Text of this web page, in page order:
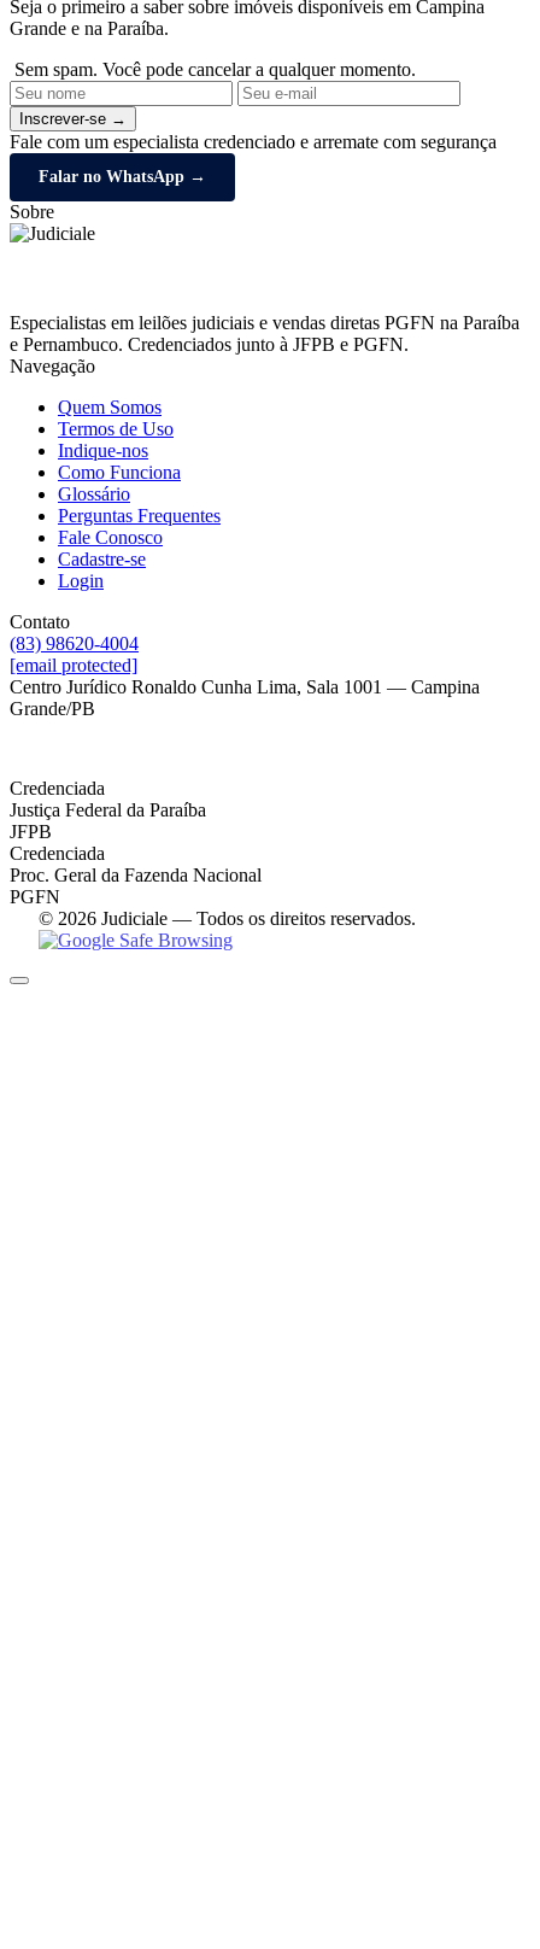
Seja o primeiro a saber sobre imóveis disponíveis em Campina
Grande e na Paraíba.
Sem spam. Você pode cancelar a qualquer momento.
Inscrever-se →
Fale com um especialista credenciado e arremate com segurança
Falar no WhatsApp →
Sobre
Especialistas em leilões judiciais e vendas diretas PGFN na Paraíba
e Pernambuco. Credenciados junto à JFPB e PGFN.
Navegação
Quem Somos
Termos de Uso
Indique-nos
Como Funciona
Glossário
Perguntas Frequentes
Fale Conosco
Cadastre-se
Login
Contato
(83) 98620-4004
[email protected]
Centro Jurídico Ronaldo Cunha Lima, Sala 1001 — Campina
Grande/PB
Credenciada
Justiça Federal da Paraíba
JFPB
Credenciada
Proc. Geral da Fazenda Nacional
PGFN
© 2026 Judiciale — Todos os direitos reservados.